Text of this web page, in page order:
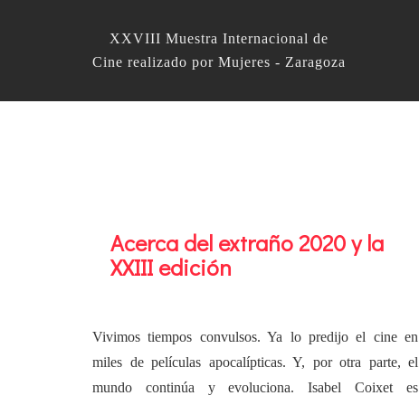
XXVIII Muestra Internacional de
Cine realizado por Mujeres - Zaragoza
Acerca del extraño 2020 y la
XXIII edición
Vivimos tiempos convulsos. Ya lo predijo el cine en
miles de películas apocalípticas. Y, por otra parte, el
mundo continúa y evoluciona. Isabel Coixet es